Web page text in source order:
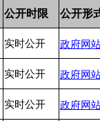
公开时限 公开形
实时公开 政府网
实时公开 政府网
实时公开 政府网